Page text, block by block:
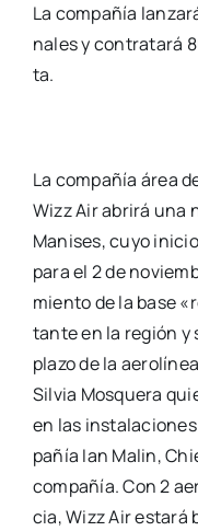
La com­pa­ñía
na­les y con­tra­ta­rá
ta.
La com­pa­ñía área
Wizz Air abri­rá una
Mani­ses, cuyo
para el 2 de
mien­to de la base
tan­te en la región y
pla­zo de la
Sil­via Mos­que­ra
en las
pa­ñía Ian Malin,
com­pa­ñía. Con 2
cia, Wizz Air esta­rá